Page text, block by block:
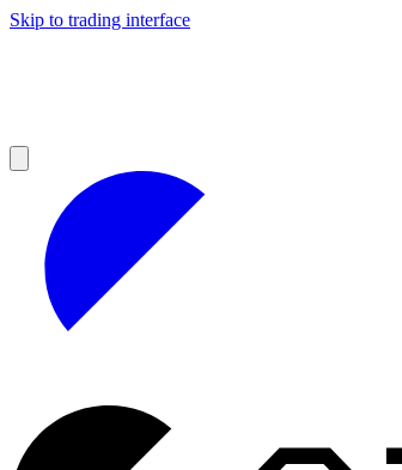
Skip to trading interface